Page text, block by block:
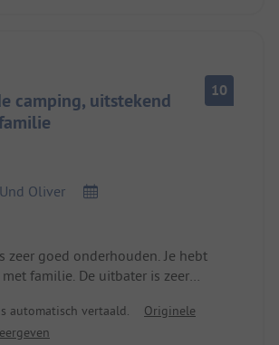
camping, uitstekend
10
Oliver
zeer goed onderhouden. Je hebt
familie. De uitbater is zeer
wil je kamperen. Gewoon mooi
automatisch vertaald.
Originele